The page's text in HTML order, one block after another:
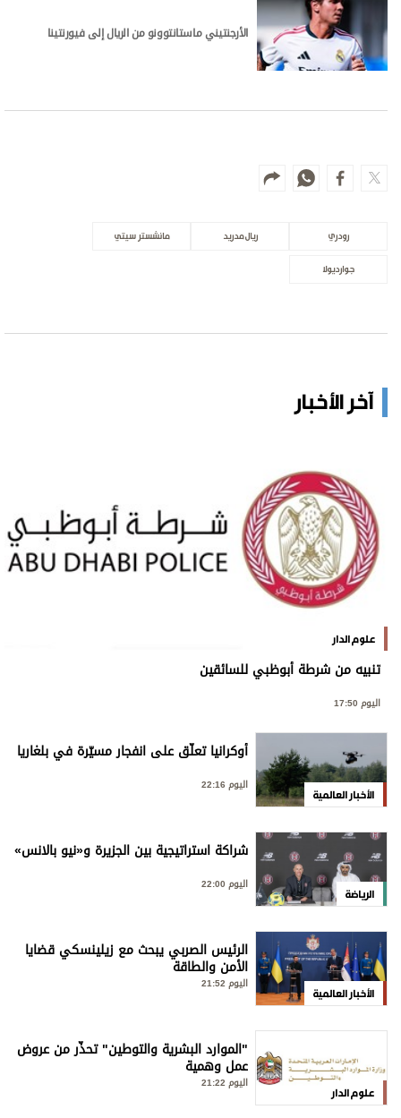
الأرجنتيني ماستانتوونو من الريال إلى فيورنتينا
رودري ريال مدريد مانشستر سيتي
جوارديولا
آخر الأخبار
علوم الدار
تنبيه من شرطة أبوظبي للسائقين
اليوم 17:50
الأخبار العالمية
أوكرانيا تعلّق على انفجار مسيّرة في بلغاريا
اليوم 22:16
الرياضة
شراكة استراتيجية بين الجزيرة و«نيو بالانس»
اليوم 22:00
الأخبار العالمية
الرئيس الصربي يبحث مع زيلينسكي قضايا
الأمن والطاقة
اليوم 21:52
علوم الدار
"الموارد البشرية والتوطين" تحذّر من عروض
عمل وهمية
اليوم 21:22